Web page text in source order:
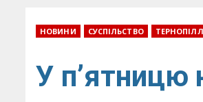
НОВИНИ СУСПІЛЬСТВО
У п’ятницю